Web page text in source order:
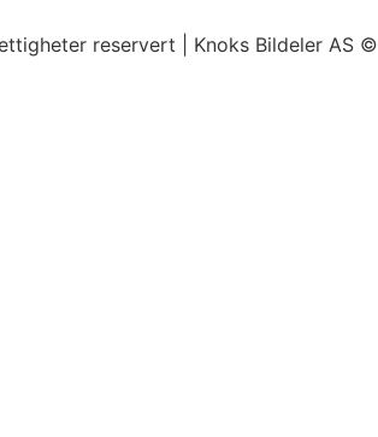
reservert | Knoks Bildeler AS ©